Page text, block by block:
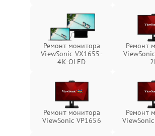
Ремонт монитора
ViewSonic VX1655-
4K-OLED
Ремонт
Ремонт монитора
ViewSonic VP1656
Ремонт